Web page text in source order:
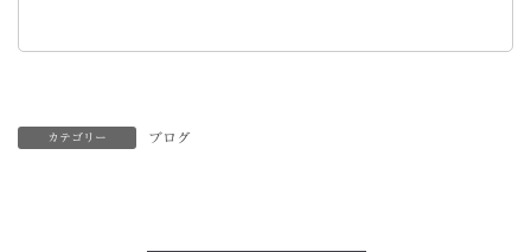
カテゴリー ブログ